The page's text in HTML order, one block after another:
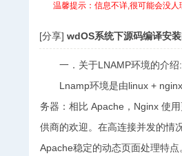
温馨提示：信息不详,很可能会没
[分享] wdOS系统下源码编译安
一．关于LNAMP环境的介绍:
Lnamp环境是由linux +
务器：相比 Apache，Nginx 使
供商的欢迎。在高连接并发的情
Apache稳定的动态页面处理特